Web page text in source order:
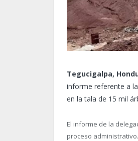
Tegucigalpa,
informe referente a
en la tala de 15 mil
El informe de la
proceso administrativo.